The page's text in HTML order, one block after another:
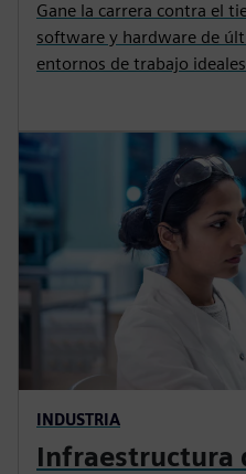
Gane la carrera contra el
software y hardware de
entornos de trabajo
INDUSTRIA
Infraestructura